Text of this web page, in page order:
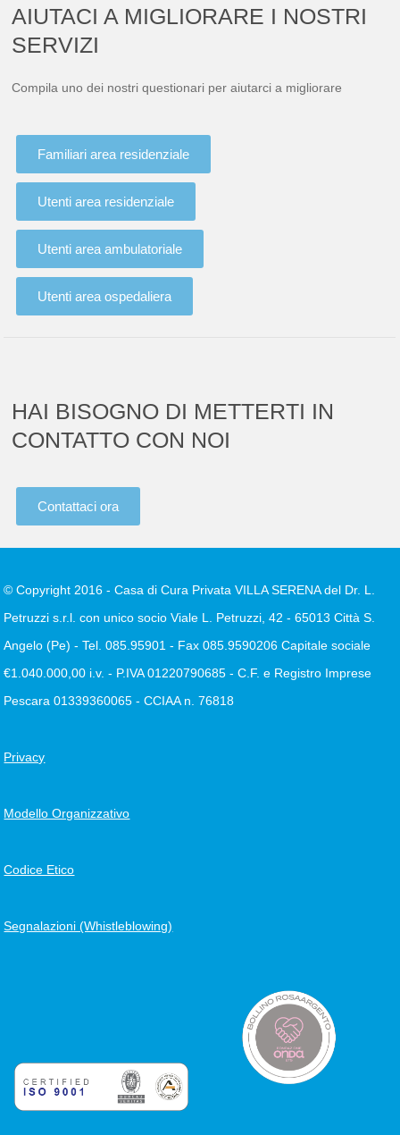
AIUTACI A MIGLIORARE I NOSTRI
SERVIZI
Compila uno dei nostri questionari per aiutarci a migliorare
Familiari area residenziale
Utenti area residenziale
Utenti area ambulatoriale
Utenti area ospedaliera
HAI BISOGNO DI METTERTI IN
CONTATTO CON NOI
Contattaci ora
© Copyright 2016 - Casa di Cura Privata VILLA SERENA del Dr. L.
Petruzzi s.r.l. con unico socio Viale L. Petruzzi, 42 - 65013 Città S.
Angelo (Pe) - Tel. 085.95901 - Fax 085.9590206 Capitale sociale
€1.040.000,00 i.v. - P.IVA 01220790685 - C.F. e Registro Imprese
Pescara 01339360065 - CCIAA n. 76818
Privacy
Modello Organizzativo
Codice Etico
Segnalazioni (Whistleblowing)